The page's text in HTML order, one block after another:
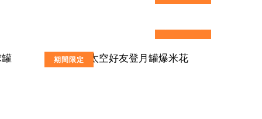
prev
next
期間限定